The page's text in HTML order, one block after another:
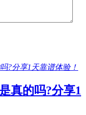
真的吗?分享1